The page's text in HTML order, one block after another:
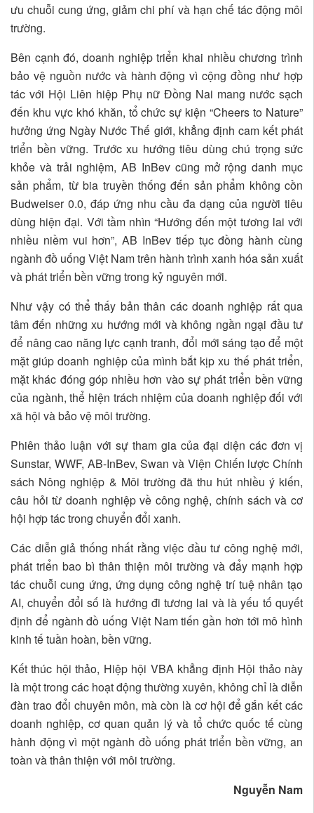
ưu chuỗi cung ứng, giảm chi phí và hạn chế tác động môi
trường.
Bên cạnh đó, doanh nghiệp triển khai nhiều chương trình
bảo vệ nguồn nước và hành động vì cộng đồng như hợp
tác với Hội Liên hiệp Phụ nữ Đồng Nai mang nước sạch
đến khu vực khó khăn, tổ chức sự kiện “Cheers to Nature”
hưởng ứng Ngày Nước Thế giới, khẳng định cam kết phát
triển bền vững. Trước xu hướng tiêu dùng chú trọng sức
khỏe và trải nghiệm, AB InBev cũng mở rộng danh mục
sản phẩm, từ bia truyền thống đến sản phẩm không cồn
Budweiser 0.0, đáp ứng nhu cầu đa dạng của người tiêu
dùng hiện đại. Với tầm nhìn “Hướng đến một tương lai với
nhiều niềm vui hơn”, AB InBev tiếp tục đồng hành cùng
ngành đồ uống Việt Nam trên hành trình xanh hóa sản xuất
và phát triển bền vững trong kỷ nguyên mới.
Như vậy có thể thấy bản thân các doanh nghiệp rất qua
tâm đến những xu hướng mới và không ngần ngại đầu tư
để nâng cao năng lực cạnh tranh, đổi mới sáng tạo để một
mặt giúp doanh nghiệp của mình bắt kịp xu thế phát triển,
mặt khác đóng góp nhiều hơn vào sự phát triển bền vững
của ngành, thể hiện trách nhiệm của doanh nghiệp đối với
xã hội và bảo vệ môi trường.
Phiên thảo luận với sự tham gia của đại diện các đơn vị
Sunstar, WWF, AB-InBev, Swan và Viện Chiến lược Chính
sách Nông nghiệp & Môi trường đã thu hút nhiều ý kiến,
câu hỏi từ doanh nghiệp về công nghệ, chính sách và cơ
hội hợp tác trong chuyển đổi xanh.
Các diễn giả thống nhất rằng việc đầu tư công nghệ mới,
phát triển bao bì thân thiện môi trường và đẩy mạnh hợp
tác chuỗi cung ứng, ứng dụng công nghệ trí tuệ nhân tạo
AI, chuyển đổi số là hướng đi tương lai và là yếu tố quyết
định để ngành đồ uống Việt Nam tiến gần hơn tới mô hình
kinh tế tuần hoàn, bền vững.
Kết thúc hội thảo, Hiệp hội VBA khẳng định Hội thảo này
là một trong các hoạt động thường xuyên, không chỉ là diễn
đàn trao đổi chuyên môn, mà còn là cơ hội để gắn kết các
doanh nghiệp, cơ quan quản lý và tổ chức quốc tế cùng
hành động vì một ngành đồ uống phát triển bền vững, an
toàn và thân thiện với môi trường.
Nguyễn Nam